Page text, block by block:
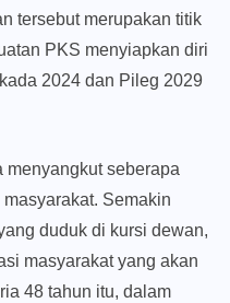
tersebut merupakan titik
PKS menyiapkan diri
2024 dan Pileg 2029
menyangkut seberapa
Semakin
duduk di kursi dewan,
masyarakat yang akan
48 tahun itu, dalam